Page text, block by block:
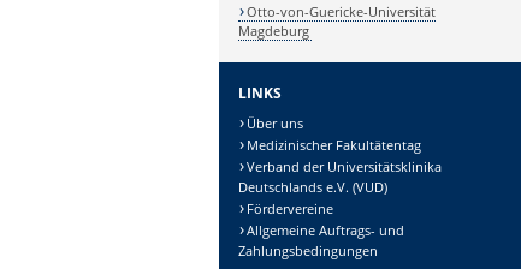
Otto-von-Guericke-Universität
Magdeburg
LINKS
Über uns
Medizinischer Fakultätentag
Verband der Universitätsklinika
Deutschlands e.V. (VUD)
Fördervereine
Allgemeine Auftrags- und
Zahlungsbedingungen